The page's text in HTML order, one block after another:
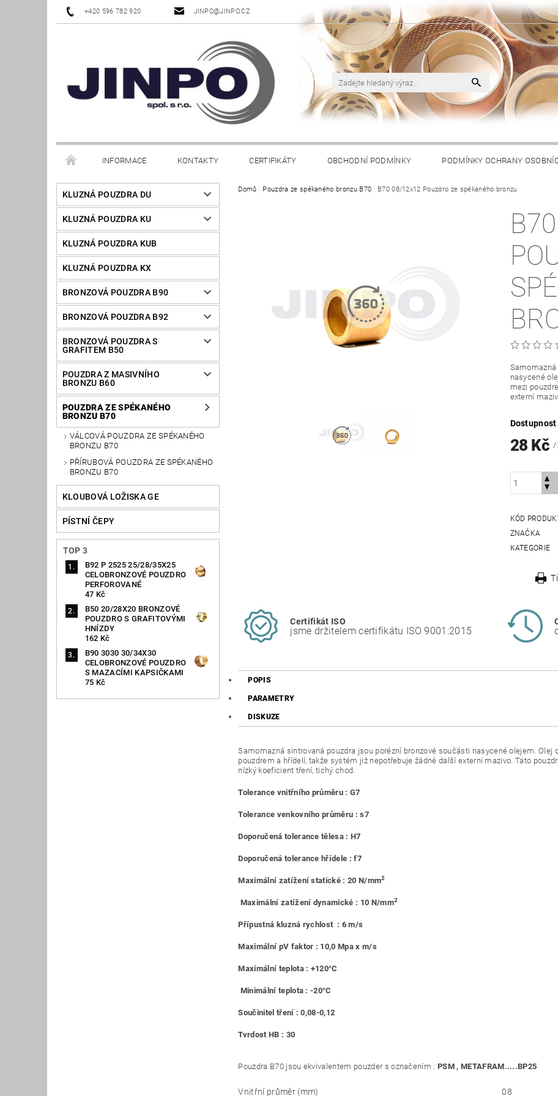
+420 596 782 920 JINPO@JINPO.CZ
INFORMACE KONTAKTY CERTIFIKÁTY OBCHODNÍ PODMÍNKY PODMÍNKY OCHRANY
KLUZNÁ POUZDRA DU
KLUZNÁ POUZDRA KU
KLUZNÁ POUZDRA KUB
KLUZNÁ POUZDRA KX
BRONZOVÁ POUZDRA B90
BRONZOVÁ POUZDRA B92
BRONZOVÁ POUZDRA S
GRAFITEM B50
POUZDRA Z MASIVNÍHO
BRONZU B60
POUZDRA ZE SPÉKANÉHO
BRONZU B70
VÁLCOVÁ POUZDRA ZE SPÉKANÉHO
BRONZU B70
PŘÍRUBOVÁ POUZDRA ZE SPÉKANÉHO
BRONZU B70
KLOUBOVÁ LOŽISKA GE
PÍSTNÍ ČEPY
TOP 3
B92 P 2525 25/28/35X25
CELOBRONZOVÉ POUZDRO
PERFOROVANÉ
47 Kč
B50 20/28X20 BRONZOVÉ
POUZDRO S GRAFITOVÝMI
HNÍZDY
162 Kč
B90 3030 30/34X30
CELOBRONZOVÉ POUZDRO
S MAZACÍMI KAPSIČKAMI
75 Kč
Domů Pouzdra ze spékaného bronzu B70 B70 08/12x12 Pouzdro ze spékaného bronzu
nasycené
mezi
externí
Dostupnost
28 Kč /
KÓD
ZNAČKA
KATEGORIE
Certifikát ISO
jsme držitelem certifikátu ISO 9001:2015
POPIS
PARAMETRY
DISKUZE
Samomazná sintrovaná pouzdra jsou porézní bronzové součásti nasycené olejem.
pouzdrem a hřídelí, takže systém již nepotřebuje žádné další externí mazivo. Tato
nízký koeficient tření, tichý chod.
Tolerance vnitřního průměru : G7
Tolerance venkovního průměru : s7
Doporučená tolerance tělesa : H7
Doporučená tolerance hřídele : f7
Maximální zatížení statické : 20 N/mm2
Maximální zatížení dynamické : 10 N/mm2
Přípustná kluzná rychlost : 6 m/s
Maximální pV faktor : 10,0 Mpa x m/s
Maximální teplota : +120°C
Minimální teplota : -20°C
Součinitel tření : 0,08-0,12
Tvrdost HB : 30
Pouzdra B70 jsou ekvivalentem pouzder s označením :PSM , METAFRAM.....BP25
Vnitřní průměr (mm) 08